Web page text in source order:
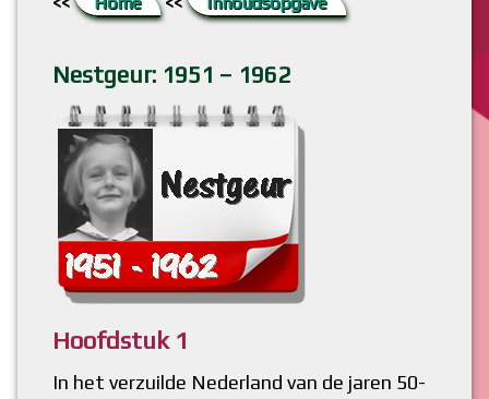
6. De grootste hobbel
7. Raadsel opgelost
8. Meer weten?
Literatuur
Lang (Bijbel)verhaal kort
Bestaat God?
Bijbel, Woord van God?
Bidden, niet meer van deze tijd?
Boekje ‘ChristenDOM?’ (flipbook)
Nestgeur: 1951 – 1962
Hoofdstuk 1
In het verzuilde Nederland van de jaren 50-